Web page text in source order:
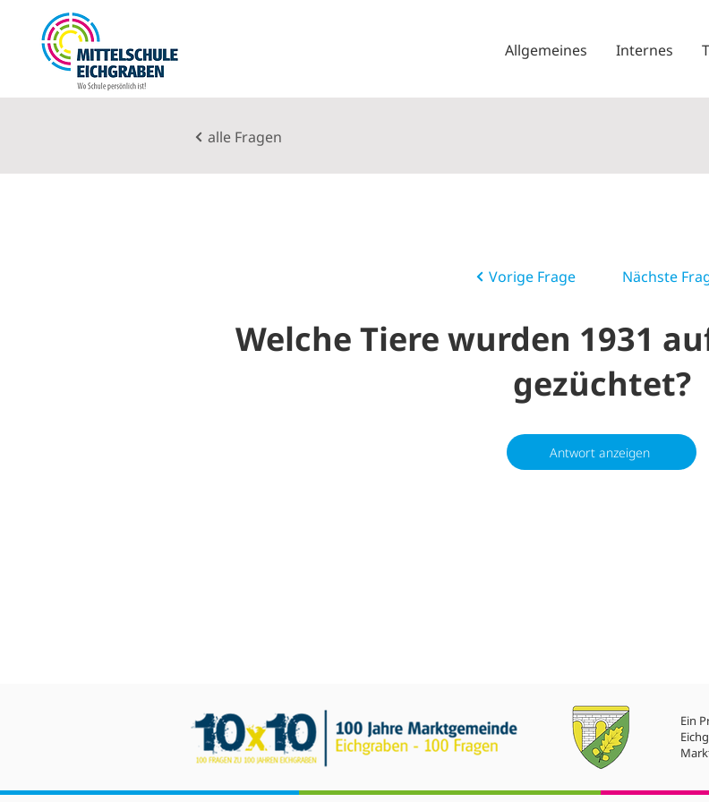
Allgemeines Internes
alle Fragen
Vorige Frage Nächste
Welche Tiere wurden 1931
gezüchtet?
Antwort anzeigen
Ein